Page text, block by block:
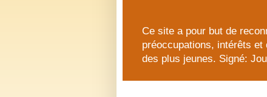
Ce site a pour but de
préoccupations, intérêts
des plus jeunes. Signé: